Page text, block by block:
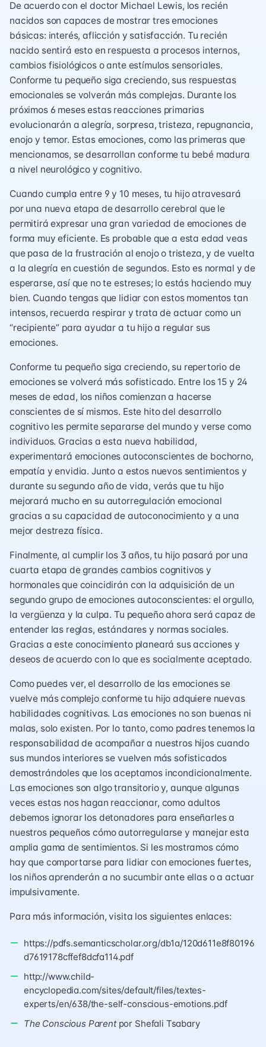
De acuerdo con el doctor Michael Lewis, los recién
nacidos son capaces de mostrar tres emociones
básicas: interés, aflicción y satisfacción. Tu recién
nacido sentirá esto en respuesta a procesos internos,
cambios fisiológicos o ante estímulos sensoriales.
Conforme tu pequeño siga creciendo, sus respuestas
emocionales se volverán más complejas. Durante los
próximos 6 meses estas reacciones primarias
evolucionarán a alegría, sorpresa, tristeza, repugnancia,
enojo y temor. Estas emociones, como las primeras que
mencionamos, se desarrollan conforme tu bebé madura
a nivel neurológico y cognitivo.
Cuando cumpla entre 9 y 10 meses, tu hijo atravesará
por una nueva etapa de desarrollo cerebral que le
permitirá expresar una gran variedad de emociones de
forma muy eficiente. Es probable que a esta edad veas
que pasa de la frustración al enojo o tristeza, y de vuelta
a la alegría en cuestión de segundos. Esto es normal y de
esperarse, así que no te estreses; lo estás haciendo muy
bien. Cuando tengas que lidiar con estos momentos tan
intensos, recuerda respirar y trata de actuar como un
“recipiente” para ayudar a tu hijo a regular sus
emociones.
Conforme tu pequeño siga creciendo, su repertorio de
emociones se volverá más sofisticado. Entre los 15 y 24
meses de edad, los niños comienzan a hacerse
conscientes de sí mismos. Este hito del desarrollo
cognitivo les permite separarse del mundo y verse como
individuos. Gracias a esta nueva habilidad,
experimentará emociones autoconscientes de bochorno,
empatía y envidia. Junto a estos nuevos sentimientos y
durante su segundo año de vida, verás que tu hijo
mejorará mucho en su autorregulación emocional
gracias a su capacidad de autoconocimiento y a una
mejor destreza física.
Finalmente, al cumplir los 3 años, tu hijo pasará por una
cuarta etapa de grandes cambios cognitivos y
hormonales que coincidirán con la adquisición de un
segundo grupo de emociones autoconscientes: el orgullo,
la vergüenza y la culpa. Tu pequeño ahora será capaz de
entender las reglas, estándares y normas sociales.
Gracias a este conocimiento planeará sus acciones y
deseos de acuerdo con lo que es socialmente aceptado.
Como puedes ver, el desarrollo de las emociones se
vuelve más complejo conforme tu hijo adquiere nuevas
habilidades cognitivas. Las emociones no son buenas ni
malas, solo existen. Por lo tanto, como padres tenemos la
responsabilidad de acompañar a nuestros hijos cuando
sus mundos interiores se vuelven más sofisticados
demostrándoles que los aceptamos incondicionalmente.
Las emociones son algo transitorio y, aunque algunas
veces estas nos hagan reaccionar, como adultos
debemos ignorar los detonadores para enseñarles a
nuestros pequeños cómo autorregularse y manejar esta
amplia gama de sentimientos. Si les mostramos cómo
hay que comportarse para lidiar con emociones fuertes,
los niños aprenderán a no sucumbir ante ellas o a actuar
impulsivamente.
Para más información, visita los siguientes enlaces:
https://pdfs.semanticscholar.org/db1a/120d611e8f80196
d7619178cffef8dcfa114.pdf
http://www.child-
encyclopedia.com/sites/default/files/textes-
experts/en/638/the-self-conscious-emotions.pdf
The Conscious Parentpor Shefali Tsabary